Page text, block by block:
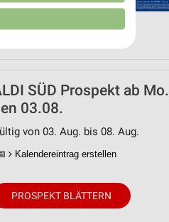
SÜD Prospekt ab Mo.
03.08.
von 03. Aug. bis 08. Aug.
Kalendereintrag erstellen
PROSPEKT BLÄTTERN